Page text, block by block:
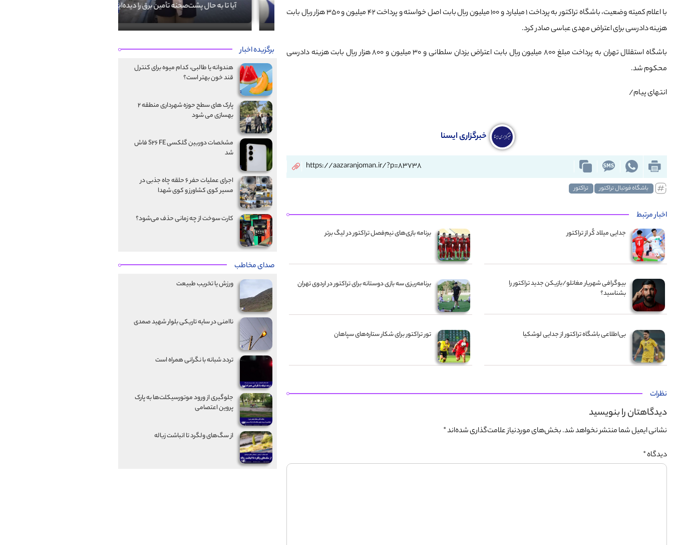
با اعلام کمیته وضعیت، باشگاه تراکتور به پرداخت ۱ میلیارد و ۱۰۰ میلیون ریال بابت اصل خواسته و پرداخت ۴۲ میلیون و ۳۵۰ هزار ریال بابت
هزینه دادرسی برای اعتراض مهدی عباسی صادر کرد.
باشگاه استقلال تهران به پرداخت مبلغ ۸۰۰ میلیون ریال بابت اعتراض یزدان سلطانی و ۳۰ میلیون و ۸۰۰ هزار ریال بابت هزینه دادرسی
محکوم شد.
انتهای پیام/
خبرگزاری ایسنا
https://aazaranjoman.ir/?p=83738
باشگاه فوتبال تراکتور تراکتور
اخبار مرتبط
جدایی میلاد کُر از تراکتور برنامه بازی‌های نیم‌فصل تراکتور در لیگ برتر
بیوگرافی شهریار مغانلو/بازیکن جدید تراکتور را
بشناسید؟
برنامه‌ریزی سه بازی دوستانه برای تراکتور در اردوی تهران
بی‌اطلاعی باشگاه تراکتور از جدایی لوشکیا تور تراکتور برای شکار ستاره‌های سپاهان
نظرات
دیدگاهتان را بنویسید
نشانی ایمیل شما منتشر نخواهد شد.بخش‌های موردنیاز علامت‌گذاری شده‌اند*
دیدگاه*
سال‌های آبی،
کرد؟
ببینید | استادان هنر رفوگری تبریز آنچه فقط در آذرانجمن خواندید! آیا تا به حال پشت‌صحنه تأمین برق را دیده‌اید؟
برگزیده اخبار
هندوانه یا طالبی، کدام‌ میوه برای کنترل
قند خون بهتر است؟
پارک های سطح حوزه شهرداری منطقه ۲
بهسازی می شود
مشخصات دوربین گلکسی S۲۶ FE فاش
شد
اجرای عملیات حفر ۶ حلقه چاه جذبی در
مسیر کوی کشاورز و کوی شهدا
کارت سوخت از چه زمانی حذف می‌شود؟
صدای مخاطب
ورزش یا تخریب طبیعت
ناامنی در سایه تاریکی بلوار شهید صمدی
تردد شبانه با نگرانی همراه است
جلوگیری از ورود موتورسیکلت‌ها به پارک
پروین اعتصامی
از سگ‌های ولگرد تا انباشت زباله